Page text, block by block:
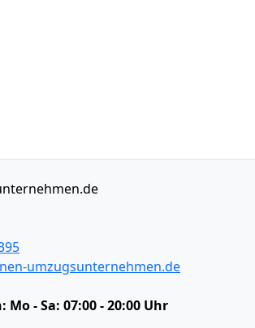
umzugsunternehmen.de
Mo - Sa: 07:00 - 20:00 Uhr